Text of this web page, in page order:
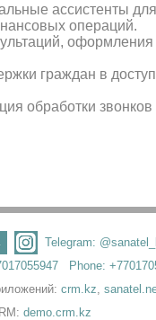
ассистенты
операций.
оформления
граждан в
обработки
Telegram:
Phone:
crm.kz ,
demo.crm.kz